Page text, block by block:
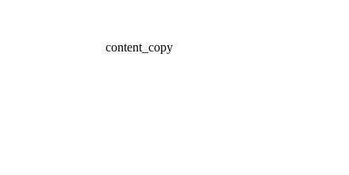
content_copy